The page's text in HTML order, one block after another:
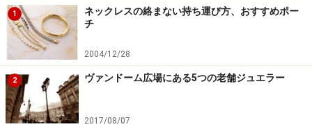
1
ネックレスの絡まない持ち運び方、おすすめポー
チ
2004/12/28
2 ヴァンドーム広場にある5つの老舗ジュエラー
2017/08/07